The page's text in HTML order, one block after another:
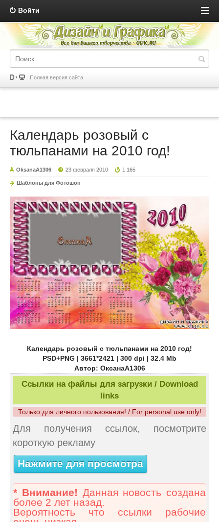
Войти
Полная версия сайта
Календарь розовый с
тюльпанами на 2010 год!
OksanaA1306 23 февраля 2010 1 165
Шаблоны для Фотошоп
Календарь розовый с тюльпанами на 2010 год!
PSD+PNG | 3661*2421 | 300 dpi | 32.4 Mb
Автор: ОксанаА1306
Ссылки на файлы для загрузки / Download
links
Только для личного пользования! / For personal use only!
Для получения ссылок, посмотрите
короткую рекламу
Нажмите для просмотра
* Внимание! Данная новость создана
более 2 лет назад.
Вероятность что ссылки рабочие